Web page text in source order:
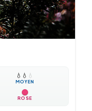
💧 💧 💧
MOYEN
ROSE